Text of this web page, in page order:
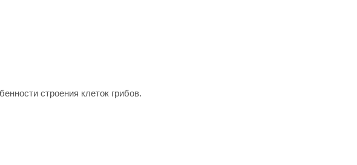
строения клеток грибов.